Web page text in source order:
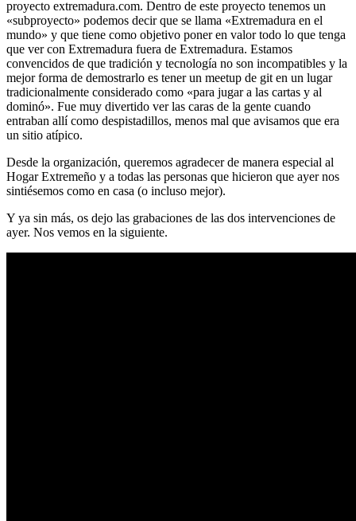
proyecto extremadura.com. Dentro de este proyecto tenemos un
«subproyecto» podemos decir que se llama «Extremadura en el
mundo» y que tiene como objetivo poner en valor todo lo que tenga
que ver con Extremadura fuera de Extremadura. Estamos
convencidos de que tradición y tecnología no son incompatibles y la
mejor forma de demostrarlo es tener un meetup de git en un lugar
tradicionalmente considerado como «para jugar a las cartas y al
dominó». Fue muy divertido ver las caras de la gente cuando
entraban allí como despistadillos, menos mal que avisamos que era
un sitio atípico.
Desde la organización, queremos agradecer de manera especial al
Hogar Extremeño y a todas las personas que hicieron que ayer nos
sintiésemos como en casa (o incluso mejor).
Y ya sin más, os dejo las grabaciones de las dos intervenciones de
ayer. Nos vemos en la siguiente.